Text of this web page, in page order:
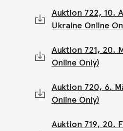
Auktion 722, 10.
Ukraine Online
Auktion 721, 20.
Online Only)
Auktion 720, 6.
Online Only)
Auktion 719, 20.